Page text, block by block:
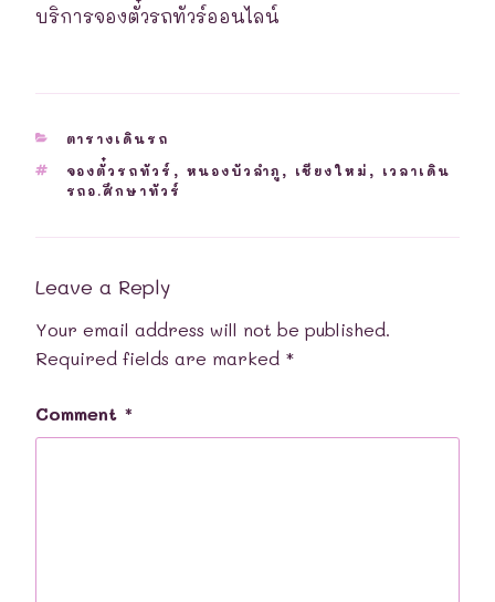
บริการจองตั๋วรถทัวร์ออนไลน์
CATEGORIES
ตารางเดินรถ
TAGS
จองตั๋วรถทัวร์ , หนองบัวลำภู , เชียงใหม่ , เวลาเดิน
รถอ.ศึกษาทัวร์
Leave a Reply
Your email address will not be published.
Required fields are marked *
Comment *